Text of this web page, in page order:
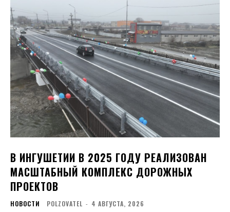
В ИНГУШЕТИИ В 2025 ГОДУ РЕАЛИЗОВАН
МАСШТАБНЫЙ КОМПЛЕКС ДОРОЖНЫХ
ПРОЕКТОВ
НОВОСТИ POLZOVATEL - 4 АВГУСТА, 2026